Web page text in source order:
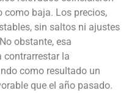
como baja. Los precios,
sin saltos ni ajustes
obstante, esa
contrarrestar la
como resultado un
que el año pasado.